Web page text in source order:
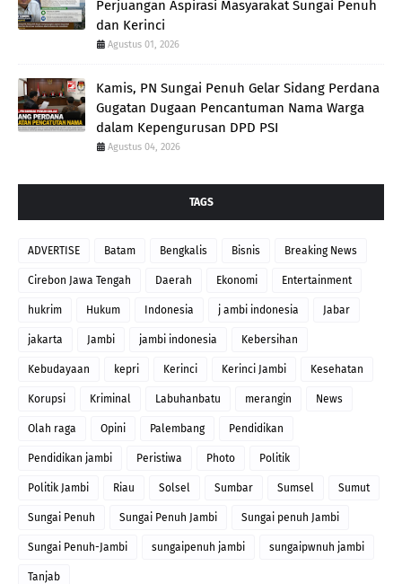
Perjuangan Aspirasi Masyarakat Sungai Penuh
dan Kerinci
Agustus 01, 2026
Kamis, PN Sungai Penuh Gelar Sidang Perdana
Gugatan Dugaan Pencantuman Nama Warga
dalam Kepengurusan DPD PSI
Agustus 04, 2026
TAGS
ADVERTISE Batam Bengkalis Bisnis Breaking News
Cirebon Jawa Tengah Daerah Ekonomi Entertainment
hukrim Hukum Indonesia j ambi indonesia Jabar
jakarta Jambi jambi indonesia Kebersihan
Kebudayaan kepri Kerinci Kerinci Jambi Kesehatan
Korupsi Kriminal Labuhanbatu merangin News
Olah raga Opini Palembang Pendidikan
Pendidikan jambi Peristiwa Photo Politik
Politik Jambi Riau Solsel Sumbar Sumsel Sumut
Sungai Penuh Sungai Penuh Jambi Sungai penuh Jambi
Sungai Penuh-Jambi sungaipenuh jambi sungaipwnuh jambi
Tanjab